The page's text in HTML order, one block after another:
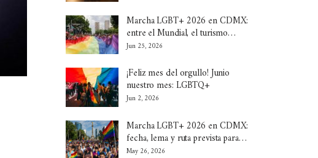
Marcha LGBT+ 2026 en CDMX:
entre el Mundial, el turismo…
Jun 25, 2026
¡Feliz mes del orgullo! Junio
nuestro mes: LGBTQ+
Jun 2, 2026
Marcha LGBT+ 2026 en CDMX:
fecha, lema y ruta prevista para…
May 26, 2026